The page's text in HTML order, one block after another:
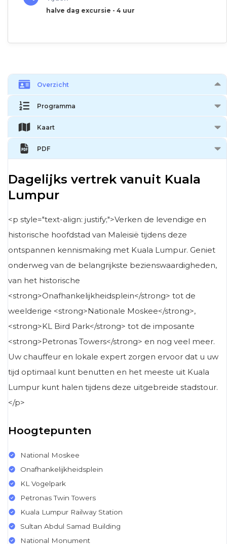
halve dag excursie - 4 uur
Overzicht
Programma
Kaart
PDF
Dagelijks vertrek vanuit Kuala
Lumpur
<p style="text-align: justify;">Verken de levendige en
historische hoofdstad van Maleisië tijdens deze
ontspannen kennismaking met Kuala Lumpur. Geniet
onderweg van de belangrijkste bezienswaardigheden,
van het historische
<strong>Onafhankelijkheidsplein</strong> tot de
weelderige <strong>Nationale Moskee</strong>,
<strong>KL Bird Park</strong> tot de imposante
<strong>Petronas Towers</strong> en nog veel meer.
Uw chauffeur en lokale expert zorgen ervoor dat u uw
tijd optimaal kunt benutten en het meeste uit Kuala
Lumpur kunt halen tijdens deze uitgebreide stadstour.
</p>
Hoogtepunten
National Moskee
Onafhankelijkheidsplein
KL Vogelpark
Petronas Twin Towers
Kuala Lumpur Railway Station
Sultan Abdul Samad Building
National Monument